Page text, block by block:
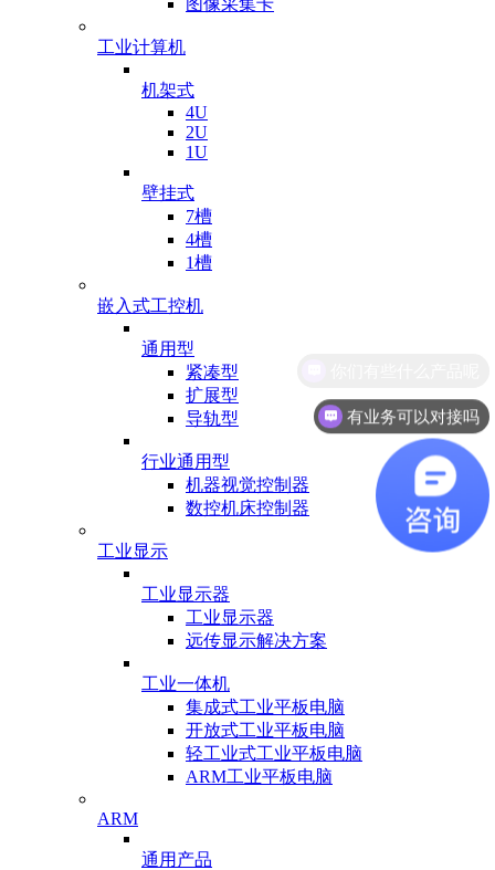
工业计算机
机架式
4U
2U
1U
壁挂式
7槽
4槽
1槽
嵌入式工控机
通用型
紧凑型
扩展型
导轨型
行业通用型
机器视觉控制器
数控机床控制器
工业显示
工业显示器
工业显示器
远传显示解决方案
工业一体机
集成式工业平板电脑
开放式工业平板电脑
轻工业式工业平板电脑
ARM工业平板电脑
ARM
通用产品
有业务可以对接吗